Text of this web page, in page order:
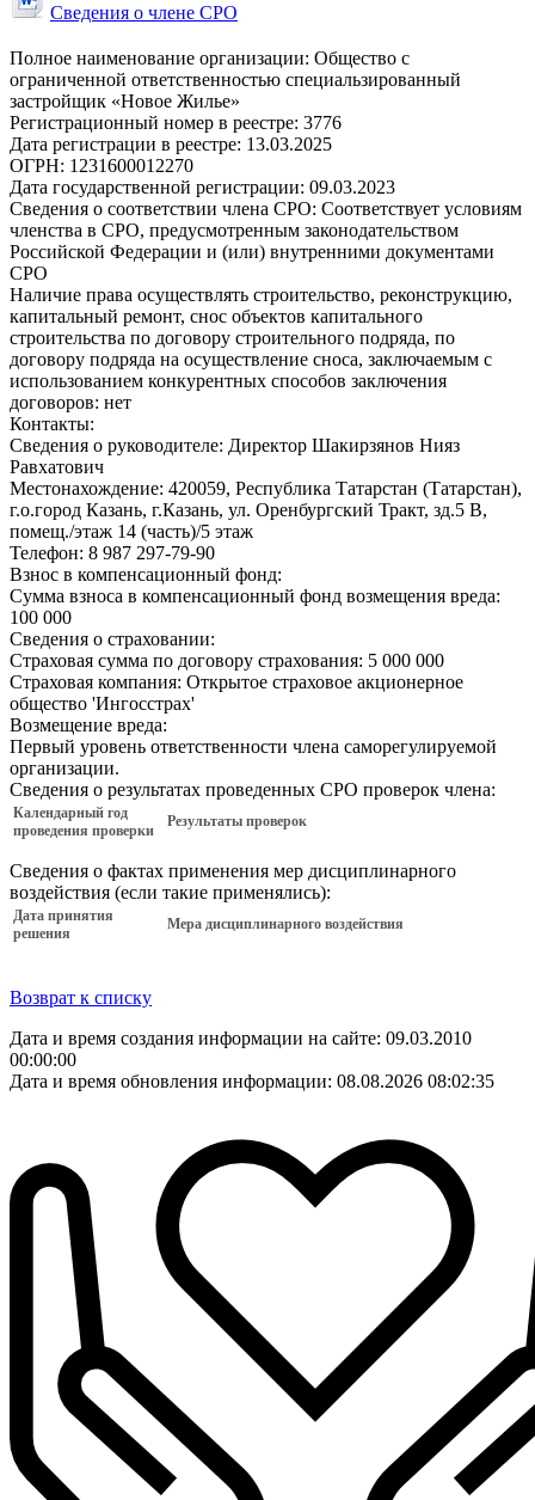
Сведения о члене СРО
Полное наименование организации: Общество с
ограниченной ответственностью специальзированный
застройщик «Новое Жилье»
Регистрационный номер в реестре: 3776
Дата регистрации в реестре: 13.03.2025
ОГРН: 1231600012270
Дата государственной регистрации: 09.03.2023
Сведения о соответствии члена СРО: Соответствует условиям
членства в СРО, предусмотренным законодательством
Российской Федерации и (или) внутренними документами
СРО
Наличие права осуществлять строительство, реконструкцию,
капитальный ремонт, снос объектов капитального
строительства по договору строительного подряда, по
договору подряда на осуществление сноса, заключаемым с
использованием конкурентных способов заключения
договоров: нет
Контакты:
Сведения о руководителе: Директор Шакирзянов Нияз
Равхатович
Местонахождение: 420059, Республика Татарстан (Татарстан),
г.о.город Казань, г.Казань, ул. Оренбургский Тракт, зд.5 В,
помещ./этаж 14 (часть)/5 этаж
Телефон: 8 987 297-79-90
Взнос в компенсационный фонд:
Сумма взноса в компенсационный фонд возмещения вреда:
100 000
Сведения о страховании:
Страховая сумма по договору страхования: 5 000 000
Страховая компания: Открытое страховое акционерное
общество 'Ингосстрах'
Возмещение вреда:
Первый уровень ответственности члена саморегулируемой
организации.
Сведения о результатах проведенных СРО проверок члена:
Календарный год
проведения проверки
Результаты проверок
Сведения о фактах применения мер дисциплинарного
воздействия (если такие применялись):
Дата принятия
решения
Мера дисциплинарного воздействия
Возврат к списку
Дата и время создания информации на сайте: 09.03.2010
00:00:00
Дата и время обновления информации: 08.08.2026 08:02:35